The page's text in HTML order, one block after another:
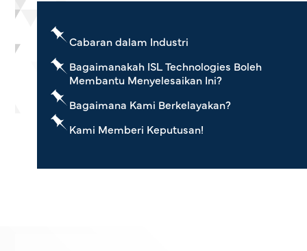
Cabaran dalam Industri
Bagaimanakah ISL Technologies Boleh
Membantu Menyelesaikan Ini?
Bagaimana Kami Berkelayakan?
Kami Memberi Keputusan!